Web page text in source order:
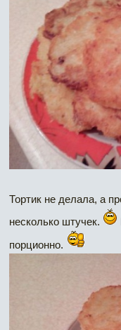
Тортик не делала, а
несколько штучек.
порционно.